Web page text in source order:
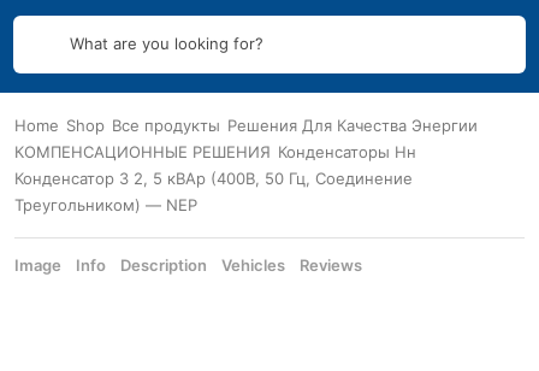
What are you looking for?
Home Shop Все продукты Решения Для Качества Энергии
КОМПЕНСАЦИОННЫЕ РЕШЕНИЯ Конденсаторы Нн
Конденсатор 3 2, 5 кВАр (400В, 50 Гц, Соединение
Треугольником) — NEP
Image Info Description Vehicles Reviews